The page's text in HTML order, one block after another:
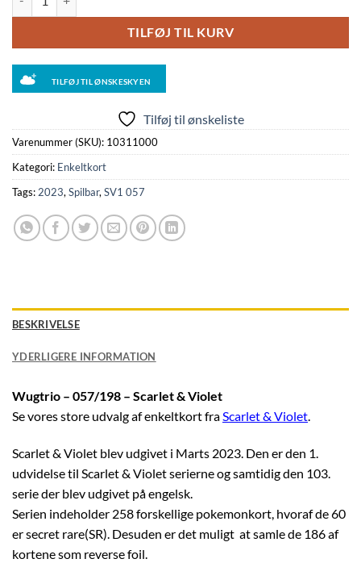
TILFØJ TIL KURV
TILFØJ TIL ØNSKESKYEN
Tilføj til ønskeliste
Varenummer (SKU): 10311000
Kategori: Enkeltkort
Tags:2023,Spilbar,SV1 057
BESKRIVELSE
YDERLIGERE INFORMATION
Wugtrio – 057/198 – Scarlet & Violet
Se vores store udvalg af enkeltkort fraScarlet & Violet.
Scarlet & Violet blev udgivet i Marts 2023. Den er den 1.
udvidelse til Scarlet & Violet serierne og samtidig den 103.
serie der blev udgivet på engelsk.
Serien indeholder 258 forskellige pokemonkort, hvoraf de 60
er secret rare(SR). Desuden er det muligt at samle de 186 af
kortene som reverse foil.